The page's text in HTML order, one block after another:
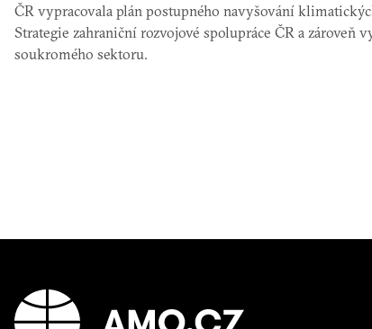
ČR vypracovala plán postupného navyšování
Strategie zahraniční rozvojové spolupráce ČR a
soukromého sektoru.